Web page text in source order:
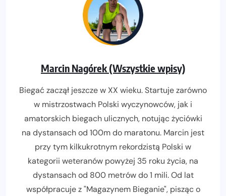
Marcin Nagórek (Wszystkie wpisy)
Biegać zaczął jeszcze w XX wieku. Startuje zarówno
w mistrzostwach Polski wyczynowców, jak i
amatorskich biegach ulicznych, notując życiówki
na dystansach od 100m do maratonu. Marcin jest
przy tym kilkukrotnym rekordzistą Polski w
kategorii weteranów powyżej 35 roku życia, na
dystansach od 800 metrów do 1 mili. Od lat
współpracuje z "Magazynem Bieganie", pisząc o